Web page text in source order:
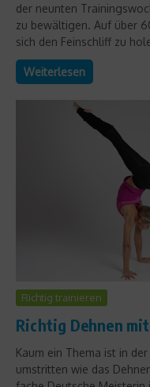
der neunten
zu bewältigen. Auf über
sich den Feinschliff zu
Weiterlesen
Richtig trainieren
Richtig Dehnen
Kaum ein Thema ist in
umstritten wie das